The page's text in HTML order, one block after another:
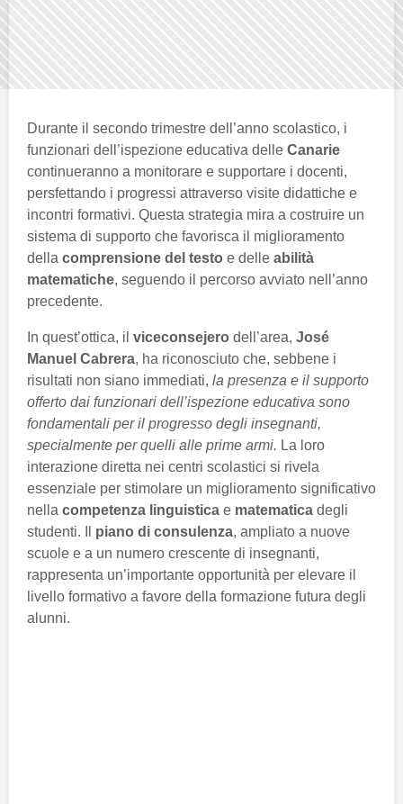
Durante il secondo trimestre dell’anno scolastico, i
funzionari dell’ispezione educativa delle Canarie
continueranno a monitorare e supportare i docenti,
persfettando i progressi attraverso visite didattiche e
incontri formativi. Questa strategia mira a costruire un
sistema di supporto che favorisca il miglioramento
della comprensione del testo e delle abilità
matematiche, seguendo il percorso avviato nell’anno
precedente.
In quest’ottica, il viceconsejero dell’area, José
Manuel Cabrera, ha riconosciuto che, sebbene i
risultati non siano immediati, la presenza e il supporto
offerto dai funzionari dell’ispezione educativa sono
fondamentali per il progresso degli insegnanti,
specialmente per quelli alle prime armi. La loro
interazione diretta nei centri scolastici si rivela
essenziale per stimolare un miglioramento significativo
nella competenza linguistica e matematica degli
studenti. Il piano di consulenza, ampliato a nuove
scuole e a un numero crescente di insegnanti,
rappresenta un’importante opportunità per elevare il
livello formativo a favore della formazione futura degli
alunni.